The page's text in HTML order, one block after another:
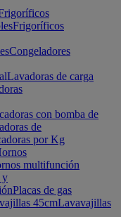
Frigoríficos
Congeladores
Lavadoras de carga
con bomba de
de
por Kg
multifunción
y
Placas de gas
45cmLavavajillas